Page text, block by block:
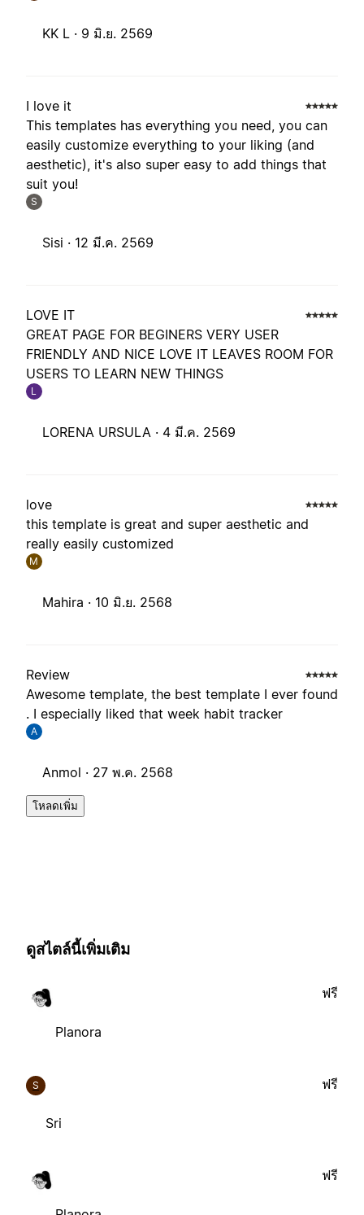
KK L · 9 มิ.ย. 2569
I love it
This templates has everything you need, you can
easily customize everything to your liking (and
aesthetic), it's also super easy to add things that
suit you!
S
Sisi · 12 มี.ค. 2569
LOVE IT
GREAT PAGE FOR BEGINERS VERY USER
FRIENDLY AND NICE LOVE IT LEAVES ROOM FOR
USERS TO LEARN NEW THINGS
L
LORENA URSULA · 4 มี.ค. 2569
love
this template is great and super aesthetic and
really easily customized
M
Mahira · 10 มิ.ย. 2568
Review
Awesome template, the best template I ever found
. I especially liked that week habit tracker
A
Anmol · 27 พ.ค. 2568
โหลดเพิ่ม
ดูสไตล์นี้เพิ่มเติม
Planora
ฟรี
S
Sri
ฟรี
ฟรี